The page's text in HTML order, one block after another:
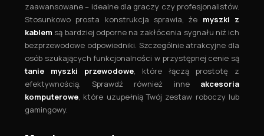
zaawansowane – idealne dla graczy czy profesjonalistów.
Stosunkowo prosta konstrukcja sprawia, że myszki z
kablem są bardziej odporne na zakłócenia sygnału niż ich
bezprzewodowe odpowiedniki. Szczególnie atrakcyjne dla
osób szukających funkcjonalności w przystępnej cenie są
tanie myszki przewodowe , które łączą prostotę z
efektywnością. Sprawdź również inne akcesoria
komputerowe , które uzupełnią Twój zestaw roboczy lub
gamingowy.